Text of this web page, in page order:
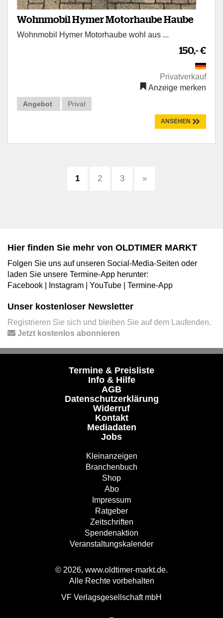
Wohnmobil Hymer Motorhaube Haube
Wohnmobil Hymer Motorhaube wohl aus ...
150,- €
Privatverkauf
Anzeige merken
Angebot Privat
ANSEHEN
1 2 3 »
Hier finden Sie mehr von OLDTIMER MARKT
Folgen Sie uns auf unseren Social-Media-Seiten oder
laden Sie unsere Termine-App herunter:
Facebook
Instagram YouTube Termine-App
Unser kostenloser Newsletter
Registrieren Sie sich und bleiben Sie auf dem Laufenden.
Jetzt kostenlos abonnieren
Termine & Preisliste
Info & Hilfe
AGB
Datenschutzerklärung
Widerruf
Kontakt
Mediadaten
Jobs
Kleinanzeigen
Branchenbuch
Shop
Abo
Impressum
Ratgeber
Zeitschriften
Spendenaktion
Veranstaltungskalender
© 2026, www.oldtimer-markt.de.
Alle Rechte vorbehalten
VF Verlagsgesellschaft mbH